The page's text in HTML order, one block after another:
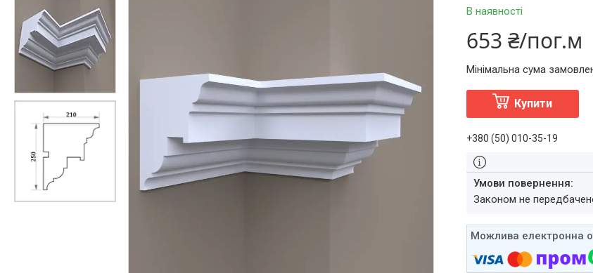
Декоративні каміни, портали
для камінів
3d - панелі з гіпсу і бетону
Бетонні огорожі
Статьи
О нас
Отзывы
Доставка и оплата
В наявності
653 ₴/пог.м
Мінімальна сума
Купити
+380 (50) 010-35-19
Законом не